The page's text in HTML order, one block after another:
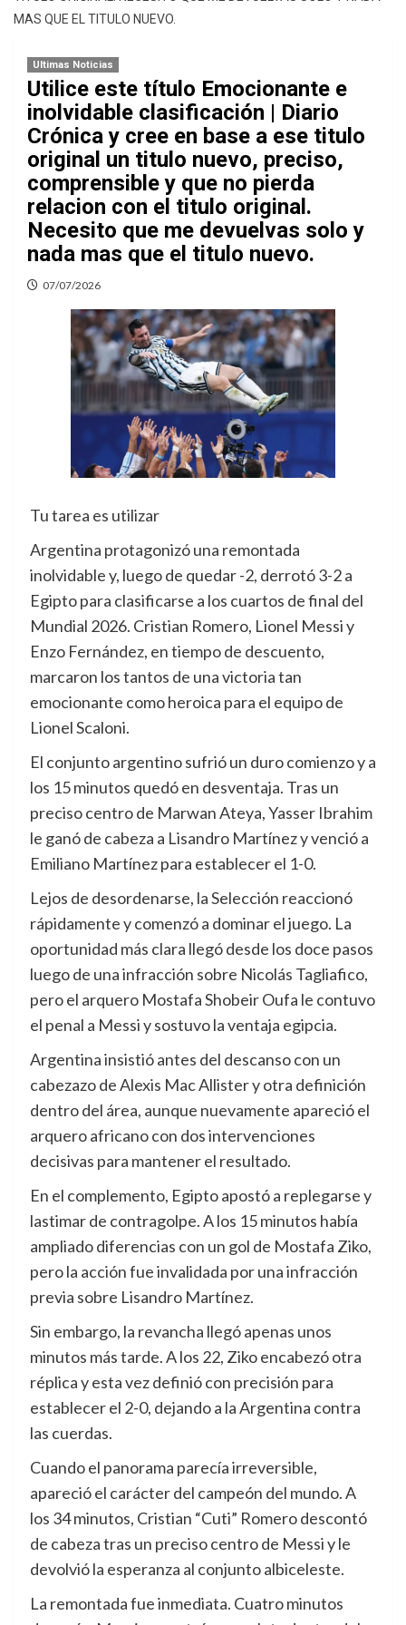
MAS QUE EL TITULO NUEVO.
Ultimas Noticias
Utilice este título Emocionante e
inolvidable clasificación | Diario
Crónica y cree en base a ese titulo
original un titulo nuevo, preciso,
comprensible y que no pierda
relacion con el titulo original.
Necesito que me devuelvas solo y
nada mas que el titulo nuevo.
07/07/2026
Tu tarea es utilizar
Argentina protagonizó una remontada
inolvidable y, luego de quedar -2, derrotó 3-2 a
Egipto para clasificarse a los cuartos de final del
Mundial 2026. Cristian Romero, Lionel Messi y
Enzo Fernández, en tiempo de descuento,
marcaron los tantos de una victoria tan
emocionante como heroica para el equipo de
Lionel Scaloni.
El conjunto argentino sufrió un duro comienzo y a
los 15 minutos quedó en desventaja. Tras un
preciso centro de Marwan Ateya, Yasser Ibrahim
le ganó de cabeza a Lisandro Martínez y venció a
Emiliano Martínez para establecer el 1-0.
Lejos de desordenarse, la Selección reaccionó
rápidamente y comenzó a dominar el juego. La
oportunidad más clara llegó desde los doce pasos
luego de una infracción sobre Nicolás Tagliafico,
pero el arquero Mostafa Shobeir Oufa le contuvo
el penal a Messi y sostuvo la ventaja egipcia.
Argentina insistió antes del descanso con un
cabezazo de Alexis Mac Allister y otra definición
dentro del área, aunque nuevamente apareció el
arquero africano con dos intervenciones
decisivas para mantener el resultado.
En el complemento, Egipto apostó a replegarse y
lastimar de contragolpe. A los 15 minutos había
ampliado diferencias con un gol de Mostafa Ziko,
pero la acción fue invalidada por una infracción
previa sobre Lisandro Martínez.
Sin embargo, la revancha llegó apenas unos
minutos más tarde. A los 22, Ziko encabezó otra
réplica y esta vez definió con precisión para
establecer el 2-0, dejando a la Argentina contra
las cuerdas.
Cuando el panorama parecía irreversible,
apareció el carácter del campeón del mundo. A
los 34 minutos, Cristian “Cuti” Romero descontó
de cabeza tras un preciso centro de Messi y le
devolvió la esperanza al conjunto albiceleste.
La remontada fue inmediata. Cuatro minutos